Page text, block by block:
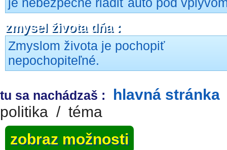
zmysel života dňa :
Zmyslom života je pochopiť
nepochopiteľné.
tu sa nachádzaš : hlavná stránka
politika / téma
zobraz možnosti